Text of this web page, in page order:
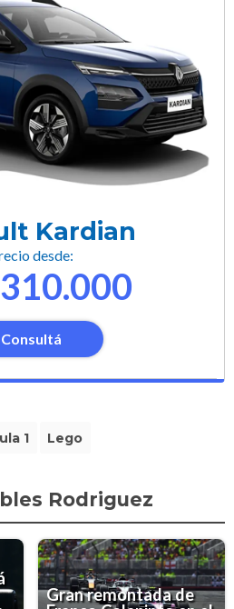
Kardian
desde:
Consultá
1 Lego
Rodriguez
Gran remontada de